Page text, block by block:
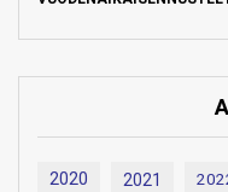
2020 2021